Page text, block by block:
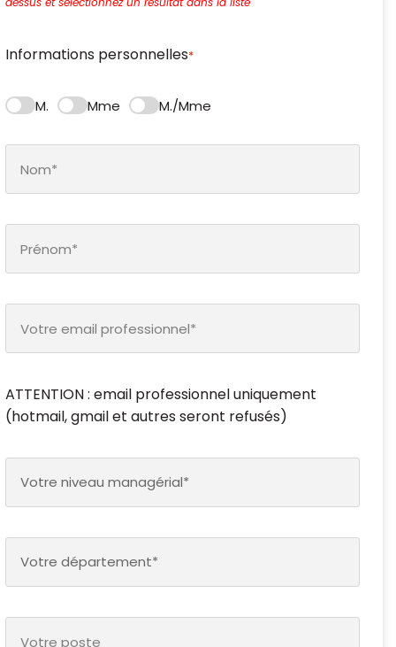
Informations personnelles*
M. Mme M./Mme
ATTENTION : email professionnel uniquement
(hotmail, gmail et autres seront refusés)
Votre niveau managérial*
Votre département*